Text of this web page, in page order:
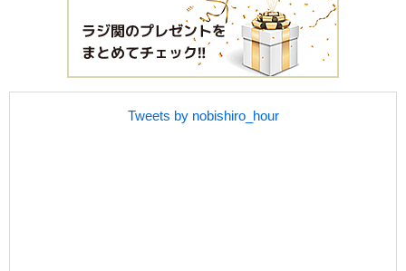
Tweets by nobishiro_hour